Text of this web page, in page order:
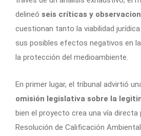
delineó seis críticas y
cuestionan tanto la viabilidad
sus posibles efectos negativos en
la protección del medioambiente.
En primer lugar, el tribunal advirtió
omisión legislativa sobre la
bien el proyecto crea una vía directa
Resolución de Calificación